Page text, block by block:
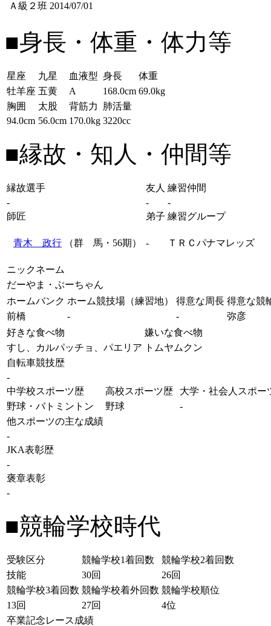
Ａ級２班 2014/07/01
■身長・体重・体力等
星座 九星 血液型 身長
体重
牡羊座 五黄 A 168.0cm 69.0kg
胸囲
太股 背筋力
肺活量
94.0cm 56.0cm 170.0kg 3220cc
■縁故・知人・仲間等
縁故選手 友人 練習仲間
-
-
-
師匠
弟子 練習グループ
青木 政行 （群 馬・56期） - ＴＲＣパナマレッズ
ニックネーム
だーやま・ぶーちゃん
ホームバンク ホーム競技場（練習地） 得意な周長 得意な競
前橋
- -
弥彦
好きな食べ物
嫌いな食べ物
すし、カルパッチョ、パエリア
トムヤムクン
自転車競技歴
-
中学校スポーツ歴
高校スポーツ歴
大学・社会人スポー
野球・バトミントン
野球
-
他スポーツの主な成績
-
JKA表彰歴
-
褒章表彰
-
■競輪学校時代
受験区分 競輪学校1着回数
競輪学校2着回数
技能
30回
26回
競輪学校3着回数 競輪学校着外回数 競輪学校順位
13回
27回
4位
卒業記念レース成績